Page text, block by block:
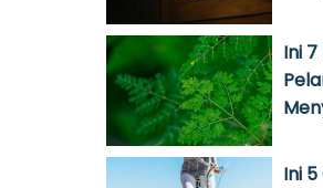
Ini
Ini